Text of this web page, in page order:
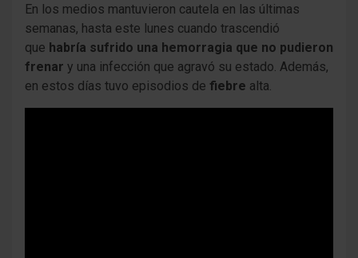
En los medios mantuvieron cautela en las últimas
semanas, hasta este lunes cuando trascendió
que habría sufrido una hemorragia que no pudieron
frenar y una infección que agravó su estado. Además,
en estos días tuvo episodios de fiebre alta.